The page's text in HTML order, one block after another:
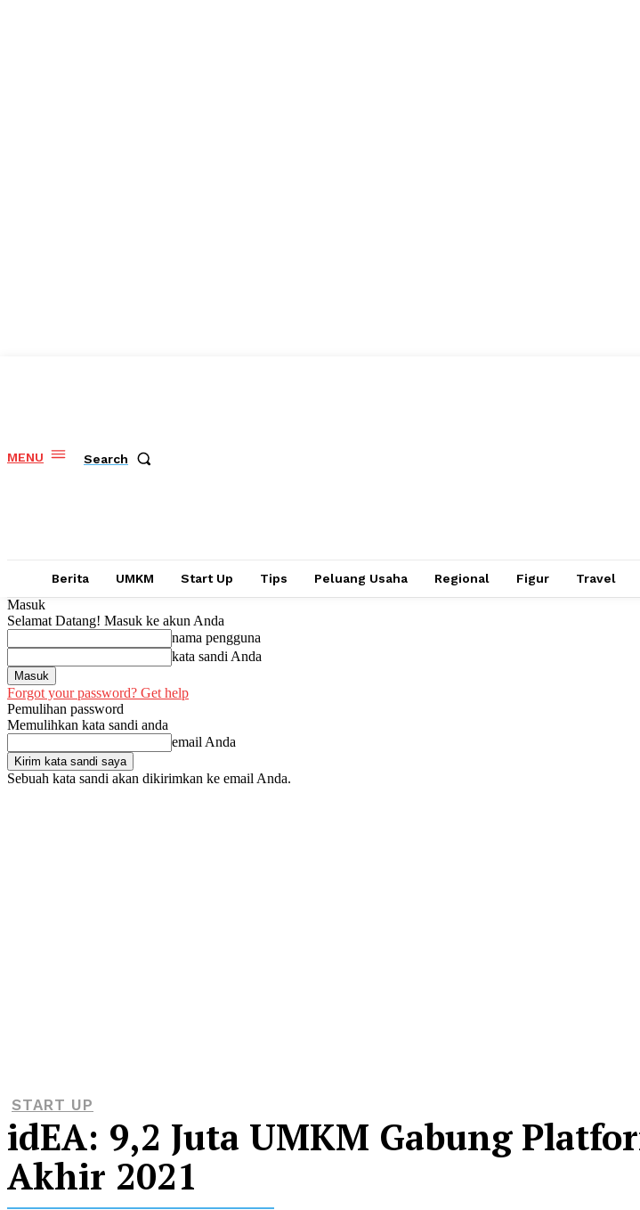
MENU Search
Berita UMKM Start Up Tips Peluang Usaha Regional Figur Travel
Masuk
Selamat Datang! Masuk ke akun Anda
nama pengguna
kata sandi Anda
Forgot your password? Get help
Pemulihan password
Memulihkan kata sandi anda
email Anda
Sebuah kata sandi akan dikirimkan ke email Anda.
START UP
idEA: 9,2 Juta UMKM Gabung
Akhir 2021